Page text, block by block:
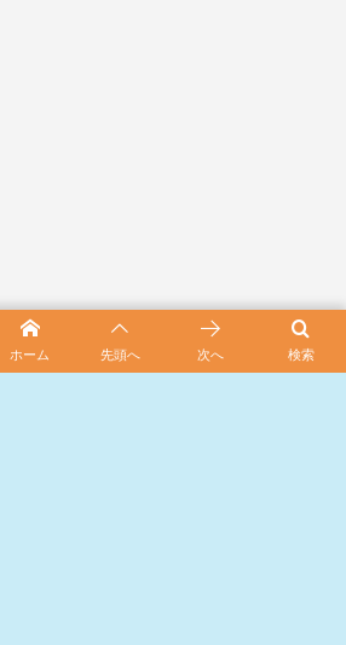
検索
ホーム 先頭へ 次へ